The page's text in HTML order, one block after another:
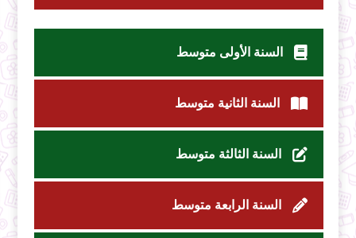
السنة الأولى متوسط
السنة الثانية متوسط
السنة الثالثة متوسط
السنة الرابعة متوسط